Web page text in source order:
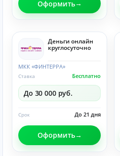
Оформить
Деньги онлайн
круглосуточно
МКК «ФИНТЕРРА»
Бесплатно
Ставка
До 30 000 руб.
До 21 дня
Срок
Оформить